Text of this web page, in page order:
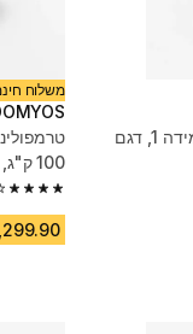
מיני כדורסל לילדים מגומי, מידה 1, דגם
משלוח
100 ק"ג, דגם 240
4.8 out of 5 stars from 373 reviews